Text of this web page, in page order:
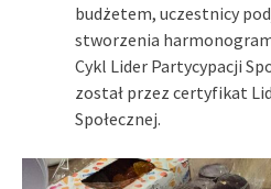
budżetem, uczestnicy
stworzenia
Cykl Lider Partycypacji
został przez certyfikat
Społecznej.